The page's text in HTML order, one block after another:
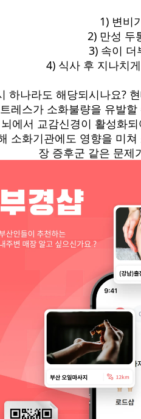
1) 변비
2) 만성 두
3) 속이 더
4) 식사 후 지나치
하나라도 해당되시나요?
레스가 소화불량을 유발
에서 교감신경이 활성화
소화기관에도 영향을 미
장 증후군 같은 문제